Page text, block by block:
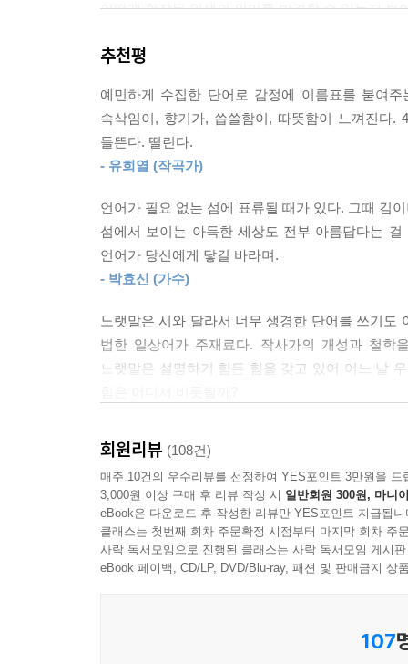
었고, 아마 앞으로도 몇 번은 더 올 것이다. 그때
선 밖으로 나가떨어진다면 잠깐은 폼 날지언정
순간들은 추한 것이 아니란 걸. 아무도 영원히 근
--- p.191~192
말고부터 자유로운 유연한 무엇이다. 자존심은
닌 스스로를 기특히 여기는 순간은 자존감 통장에
에 길들여졌을 수많은 사람들의 자연스러운 내성
감 통장에는 쌓일 것이 없다. 나의 대견함을 ‘알아
--- p.200~201
어떻게 확장된 인생의 의미를 발견할 수 있는지 보
“당신을 숨 쉬게 하는 삶의 가치는 무엇인가요?”
노랫말이라는 것은 시어와는 또 달라서 표현의 개
깊숙이 가닿는 표현을 찾아낸다는 일은 얼마나
김이나는 몸소 증명해왔다. 노랫말을 짓기 위해
현상에도 집중하게 된다. 오늘의 기분은 왜 이
어디에서 기인하는 걸까? 말은 우리의 감정을
틀고 있다. 그리고 그것은 다시 돌아와 우리의
찾아내고 그 행간 속에서 자신의 마음을 단단하게
생각하게 할 뿐만 아니라, 단어 고유의 특성과 의
첫 번째 ‘관계의 언어’는 이 책에서 가장 많은 단
당연하게도 그것은 언어가 가진 한계이자 잘못
그녀만의 생각을 전한다.
두 번째 ‘감정의 언어’는 단어가 지닌 특유의 감
쓰는 표현 중 하나인 ‘찬란하다’에 대한 편애는
‘찬란하다’는 표현은 그녀에게 유리조각들이 부딪
란’은 햇살이 닿은 물결의 느낌으로, 단순히 반짝
서글프다’에도 비슷한 듯하지만 각각이 지닌 감
서술되어 있다. 좋아하는 것에 이끌리는 과정에
추천평
예민하게 수집한 단어로 감정에 이름표를 붙여
속삭임이, 향기가, 씁쓸함이, 따뜻함이 느껴진다
들뜬다. 떨린다.
- 유희열 (작곡가)
언어가 필요 없는 섬에 표류될 때가 있다. 그때 김
섬에서 보이는 아득한 세상도 전부 아름답다는
언어가 당신에게 닿길 바라며.
- 박효신 (가수)
노랫말은 시와 달라서 너무 생경한 단어를 쓰기
법한 일상어가 주재료다. 작사가의 개성과 철
노랫말은 설명하기 힘든 힘을 갖고 있어 어느 날
이 책을 읽으며 나는 비로소 보통의 언어들이 지닌
미묘한 음절을, ‘분노’와 ‘용기’가 지닌 비슷한
그토록 많은 사람의 마음을 정확하게 어루만지는
책을 덮으며 이 섬세하고 솔직한 사람이 진심으로
- 김하나 (에세이스트)
회원리뷰 (108건)
매주 10건의 우수리뷰를 선정하여 YES포인트 3만원을 드
3,000원 이상 구매 후 리뷰 작성 시 일반회원 300원, 마니
eBook은 다운로드 후 작성한 리뷰만 YES포인트 지급됩니
클래스는 첫번째 회차 주문확정 시점부터 마지막 회차 주
사락 독서모임으로 진행된 클래스는 사락 독서모임 게시
eBook 페이백, CD/LP, DVD/Blu-ray, 패션 및 판매금지 상
107